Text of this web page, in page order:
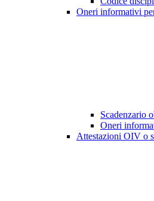
Oneri informativi
Scadenzario
Oneri
Attestazioni OIV o